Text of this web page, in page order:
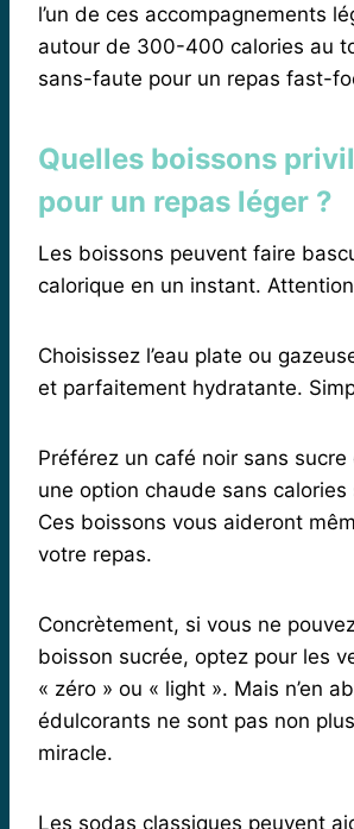
l’un de ces accompagnements
autour de 300-400 calories au
sans-faute pour un repas fast-
Quelles boissons
pour un repas léger ?
Les boissons peuvent faire
calorique en un instant.
Choisissez l’eau plate ou
et parfaitement hydratante.
Préférez un café noir sans
une option chaude sans calories
Ces boissons vous aideront
votre repas.
Concrètement, si vous ne
boisson sucrée, optez pour les
« zéro » ou « light ». Mais n’en
édulcorants ne sont pas non
miracle.
Les sodas classiques peuvent